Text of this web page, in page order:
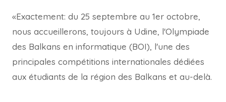
«Exactement: du 25 septembre au 1er octobre,
nous accueillerons, toujours à Udine, l'Olympiade
des Balkans en informatique (BOI), l'une des
principales compétitions internationales dédiées
aux étudiants de la région des Balkans et au-delà.